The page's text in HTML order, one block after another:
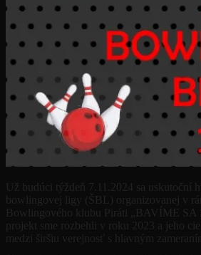
Už budúci týždeň 7.11.2024 sa uskutoční
bowlingovej ligy (ŠBL) organizovanej v
Bowlingového klubu Piráti „BAVÍME
projekt sme rozbehli v roku 2023 a jeho
medzi širšiu verejnosť s hlavným